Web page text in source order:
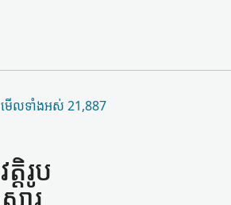
មើល​ទាំងអស់ 21,887
តិរូប​